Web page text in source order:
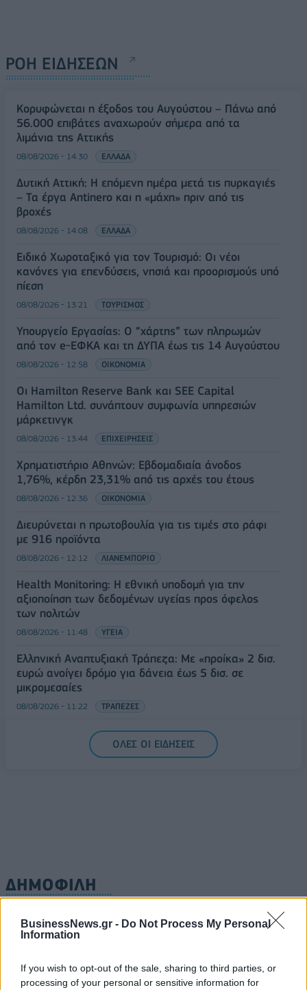
BusinessNews.gr - Do Not Process My Personal
Information
If you wish to opt-out of the sale, sharing to third parties, or
processing of your personal or sensitive information for
ΡΟΗ ΕΙΔΗΣΕΩΝ
Κορυφώνεται η έξοδος του Αυγούστου – Πάνω από
56.000 επιβάτες αναχωρούν σήμερα από τα
λιμάνια της Αττικής
08/08/2026 - 14:30 ΕΛΛΑΔΑ
Δυτική Αττική: Η επόμενη ημέρα μετά τις πυρκαγιές
– Τα έργα Antinero και η «μάχη» πριν από τις
βροχές
08/08/2026 - 14:08 ΕΛΛΑΔΑ
Ειδικό Χωροταξικό για τον Τουρισμό: Οι νέοι
κανόνες για επενδύσεις, νησιά και προορισμούς υπό
πίεση
08/08/2026 - 13:21 ΤΟΥΡΙΣΜΟΣ
Υπουργείο Εργασίας: Ο “χάρτης” των πληρωμών
από τον e-ΕΦΚΑ και τη ΔΥΠΑ έως τις 14 Αυγούστου
08/08/2026 - 12:58 ΟΙΚΟΝΟΜΙΑ
Οι Hamilton Reserve Bank και SEE Capital
Hamilton Ltd. συνάπτουν συμφωνία υπηρεσιών
μάρκετινγκ
08/08/2026 - 13:44 ΕΠΙΧΕΙΡΗΣΕΙΣ
Χρηματιστήριο Αθηνών: Εβδομαδιαία άνοδος
1,76%, κέρδη 23,31% από τις αρχές του έτους
08/08/2026 - 12:36 ΟΙΚΟΝΟΜΙΑ
Διευρύνεται η πρωτοβουλία για τις τιμές στο ράφι
με 916 προϊόντα
08/08/2026 - 12:12 ΛΙΑΝΕΜΠΟΡΙΟ
Health Monitoring: Η εθνική υποδομή για την
αξιοποίηση των δεδομένων υγείας προς όφελος
των πολιτών
08/08/2026 - 11:48 ΥΓΕΙΑ
Ελληνική Αναπτυξιακή Τράπεζα: Με «προίκα» 2 δισ.
ευρώ ανοίγει δρόμο για δάνεια έως 5 δισ. σε
μικρομεσαίες
08/08/2026 - 11:22 ΤΡΑΠΕΖΕΣ
5G παντού, 6G στον ορίζοντα: Πού βρίσκεται η
Ελλάδα στη μεγάλη τεχνολογική μετάβαση
ΟΛΕΣ ΟΙ ΕΙΔΗΣΕΙΣ
ΔΗΜΟΦΙΛΗ
Όμιλος ΔΕΗ: Νέα συμφωνία για χαρτοφυλάκιο
έργων ΑΠΕ άνω των 2 GW σε Πολωνία και
08/08/2026 - 10:26 ΕΝΕΡΓΕΙΑ